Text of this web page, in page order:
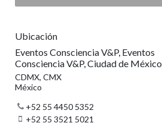
Ubicación
Eventos Consciencia V&P, Eventos
Consciencia V&P, Ciudad de México
CDMX, CMX
México
+52 55 4450 5352
+52 55 3521 5021